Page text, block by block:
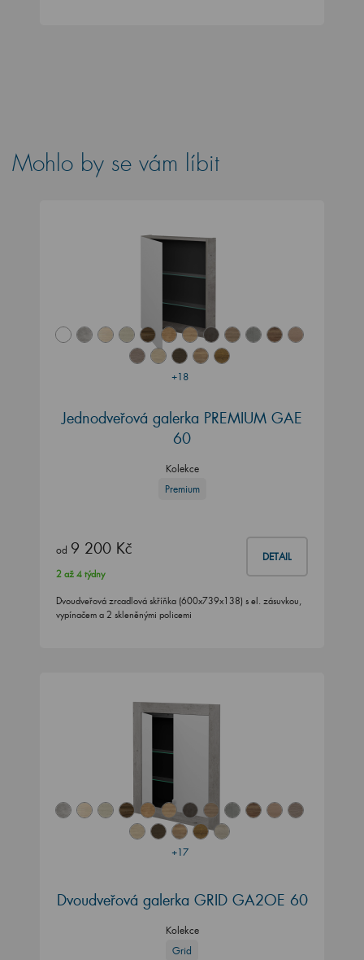
Mohlo by se vám líbit
+18
Jednodveřová galerka PREMIUM GAE
60
Kolekce
Premium
od 9 200 Kč DETAIL
2 až 4 týdny
Dvoudveřová zrcadlová skříňka (600x739x138) s el. zásuvkou,
vypínačem a 2 skleněnými policemi
+17
Dvoudveřová galerka GRID GA2OE 60
Kolekce
Grid